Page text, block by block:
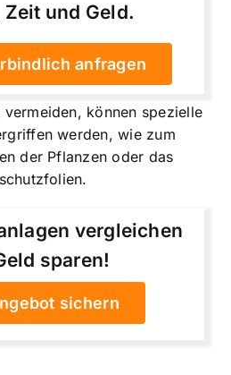
und Geld.
anfragen
können spezielle
werden, wie zum
der Pflanzen oder das
vergleichen
sparen!
sichern